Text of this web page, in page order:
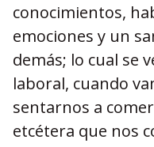
conocimientos,
emociones y un
demás; lo cual se
laboral, cuando
sentarnos a
etcétera que nos